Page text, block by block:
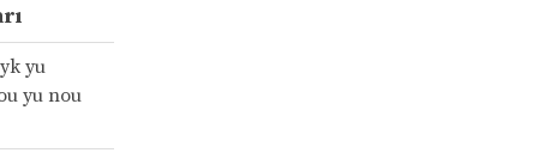
yu
yu nou